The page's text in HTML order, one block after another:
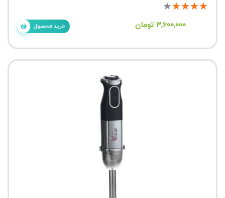
★
★
★
★
★
3,600,000 تومان خرید محصول